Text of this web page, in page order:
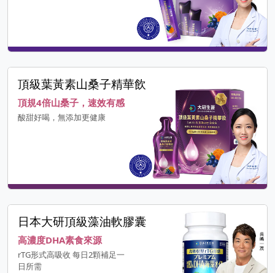
頂級葉黃素山桑子精華飲
頂規4倍山桑子，速效有感
酸甜好喝，無添加更健康
日本大研頂級藻油軟膠囊
高濃度DHA素食來源
rTG形式高吸收 每日2顆補足一
日所需